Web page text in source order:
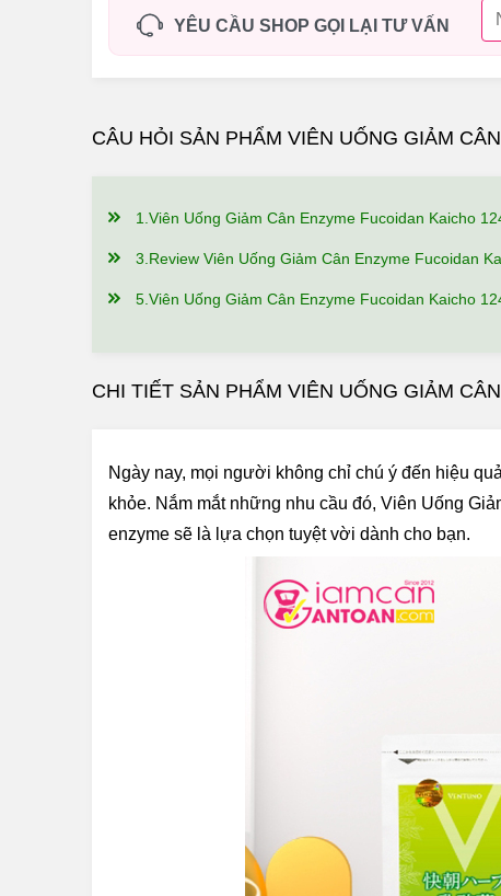
YÊU CẦU SHOP GỌI LẠI TƯ VẤN
CÂU HỎI SẢN PHẨM VIÊN UỐNG GIẢM
1.Viên Uống Giảm Cân Enzyme Fucoidan Kaicho 124 Viên Có Công Dụng, Điểm Nổi
3.Review Viên Uống Giảm Cân Enzyme Fucoidan Kaicho 124 viên Có Tốt Không? Ai Đã Sử
5.Viên Uống Giảm Cân Enzyme Fucoidan Kaicho 124 viên Giá Bao Nhiêu, Nên Mua Ở Đâu
CHI TIẾT SẢN PHẨM VIÊN UỐNG GIẢM
Ngày nay, mọi người không chỉ chú ý đến hiệu
khỏe. Nắm mắt những nhu cầu đó, Viên Uống
enzyme sẽ là lựa chọn tuyệt vời dành cho bạn.